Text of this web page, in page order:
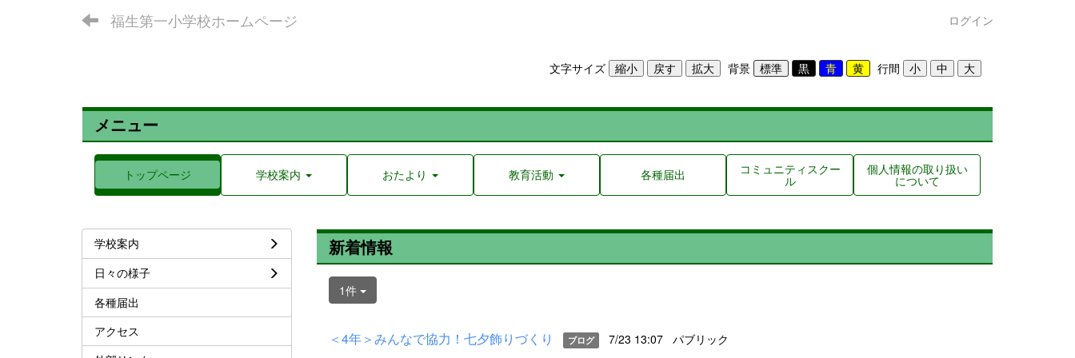
福生第一小学校ホームページ ログイン
文字サイズ 背景 行間
メニュー
トップページ 学校案内 おたより 教育活動 各種届出 コミュニティスクー
ル
個人情報の取り扱い
について
新着情報
1件
＜4年＞みんなで協力！七夕飾りづくり ブログ 7/23 13:07 パブリック
学校案内
日々の様子
各種届出
アクセス